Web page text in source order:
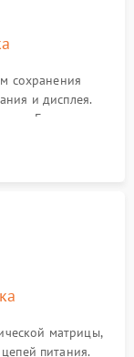
сохранения
и дисплея.
Бережная
матрицы,
питания.